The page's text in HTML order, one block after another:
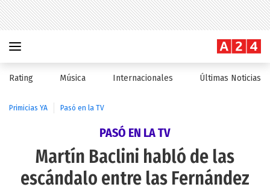
Rating Música Internacionales Últimas Noticias
Primicias YA Pasó en la TV
PASÓ EN LA TV
Martín Baclini habló de las
escándalo entre las Fernández